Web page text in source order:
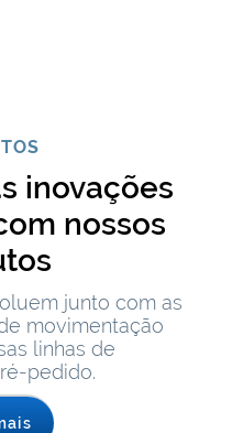
inovações
nossos
junto com as
movimentação
linhas de
pedido.